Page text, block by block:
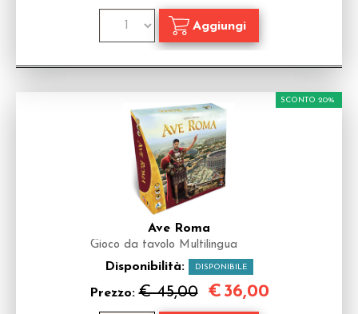
Ave Roma
Gioco da tavolo Multilingua
Disponibilità: DISPONIBILE
Prezzo:€ 45,00
SCONTO 20%
€ 36,00